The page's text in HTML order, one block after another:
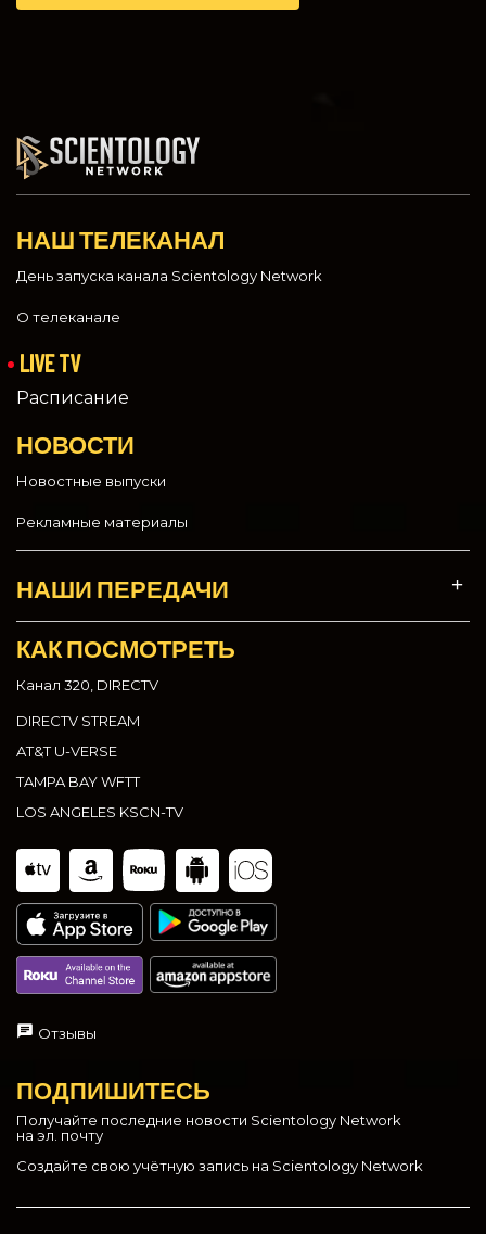
НАШ ТЕЛЕКАНАЛ
День запуска канала Scientology Network
О телеканале
LIVE TV
Расписание
НОВОСТИ
Новостные выпуски
Рекламные материалы
НАШИ ПЕРЕДАЧИ
КАК ПОСМОТРЕТЬ
Канал 320, DIRECTV
DIRECTV STREAM
AT&T U-VERSE
TAMPA BAY WFTT
LOS ANGELES KSCN-TV
Отзывы
ПОДПИШИТЕСЬ
Получайте последние новости Scientology Network
на эл. почту
Создайте свою учётную запись на Scientology Network